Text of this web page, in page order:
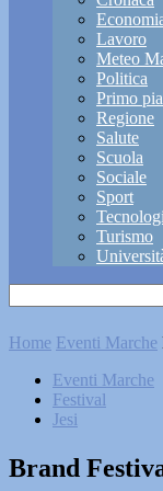
Lavoro
Meteo
Politica
Primo
Regione
Salute
Scuola
Sociale
Sport
Turismo
Home Eventi Marche
Eventi Marche
Festival
Jesi
Brand